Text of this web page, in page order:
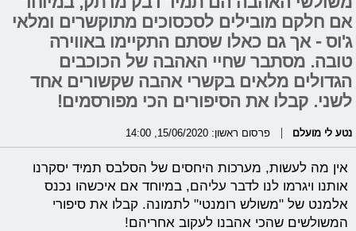
אם חלקם מובילים לסכסוכים מתוקשרים ומלאי
ג'וס - אך גם כאלו שסתם התקיימו באווירה
טובה. מסתבר שחיי האהבה של הכוכבים
הגדולים מלאים בקשרי אהבה שקשורים אחד
לשני. קבלו את הסיפורים הכי מפורסמים!
נטע לי מועלם פרסום ראשון: 15/06/2020, 14:00
אין מה לעשות, מערכות היחסים של הסלבס תמיד יסקרנו
אותנו ויגרמו לנו לדבר עליהם, במיוחד אם איכשהו נכנס
אלמנט של "משולש רומנטי" לתמונה. קבלו את סיפורי
המשולשים שהכי אהבנו לעקוב אחריהם!